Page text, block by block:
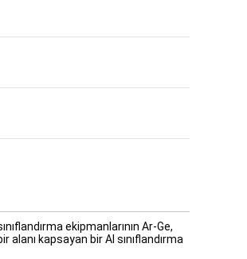
ekipmanlarının Ar-Ge,
kapsayan bir AI sınıflandırma